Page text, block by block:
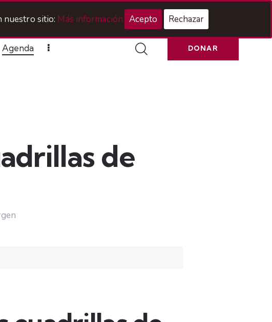
Acceso Hermanos
Agenda DONAR
de
nuestro sitio: Más información. Acepto Rechazar